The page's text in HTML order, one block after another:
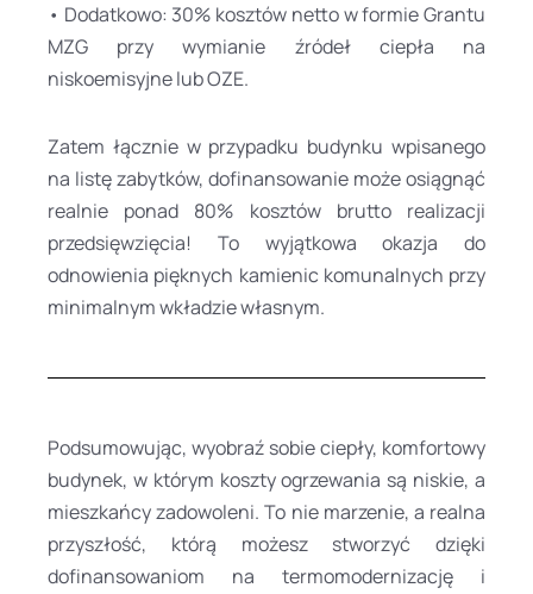
• Dodatkowo: 30% kosztów netto w formie Grantu
MZG przy wymianie źródeł ciepła na
niskoemisyjne lub OZE.
Zatem łącznie w przypadku budynku wpisanego
na listę zabytków, dofinansowanie może osiągnąć
realnie ponad 80% kosztów brutto realizacji
przedsięwzięcia! To wyjątkowa okazja do
odnowienia pięknych kamienic komunalnych przy
minimalnym wkładzie własnym.
Podsumowując, wyobraź sobie ciepły, komfortowy
budynek, w którym koszty ogrzewania są niskie, a
mieszkańcy zadowoleni. To nie marzenie, a realna
przyszłość, którą możesz stworzyć dzięki
dofinansowaniom na termomodernizację i